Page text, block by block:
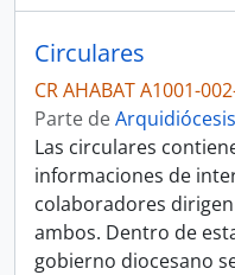
Circulares
CR AHABAT A1001-
Parte de
Las circulares
informaciones de
colaboradores
ambos. Dentro de
gobierno diocesano